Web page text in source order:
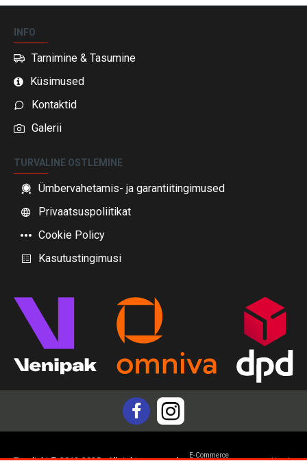
INFO
Tarnimine & Tasumine
Küsimused
Kontaktid
Galerii
TURVALINE OSTLEMINE
Ümbervahetamis- ja garantiitingimused
Privaatsuspoliitikat
Cookie Policy
Kasutustingimusi
E-Commerce